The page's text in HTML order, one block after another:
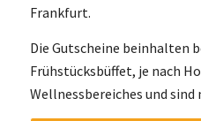
Frankfurt.
Die Gutscheine beinhalten
Frühstücksbüffet, je nach
Wellnessbereiches und